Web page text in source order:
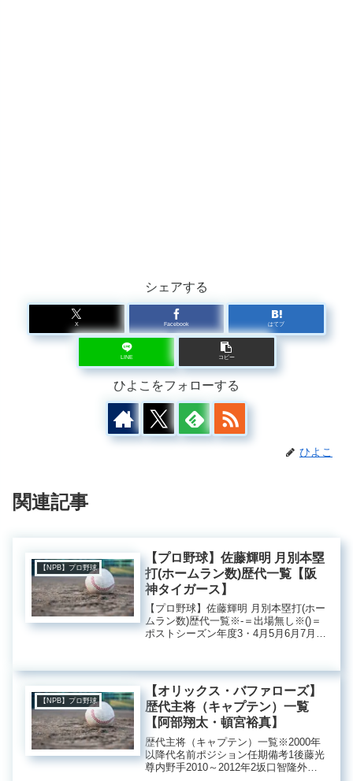
シェアする
X Facebook はてブ
LINE コピー
ひよこをフォローする
ひよこ
関連記事
【NPB】プロ野球
【プロ野球】佐藤輝明 月別本塁
打(ホームラン数)歴代一覧【阪
神タイガース】
【プロ野球】佐藤輝明 月別本塁打(ホー
ムラン数)歴代一覧※‐＝出場無し※()＝
ポストシーズン年度3・4月5月6月7月8
2022年7本5本2本2本2本2本0...
【NPB】プロ野球
【オリックス・バファローズ】
歴代主将（キャプテン）一覧
【阿部翔太・頓宮裕真】
歴代主将（キャプテン）一覧※2000年
以降代名前ポジション任期備考1後藤光
尊内野手2010～2012年2坂口智隆外野